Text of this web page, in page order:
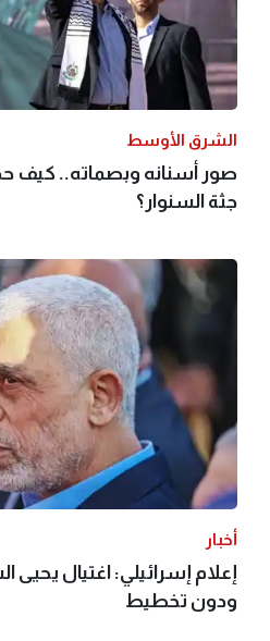
الشرق الأوسط
صور أسنانه وبصماته.. كيف
جثة السنوار؟
أخبار
إعلام إسرائيلي: اغتيال يحيى
ودون تخطيط